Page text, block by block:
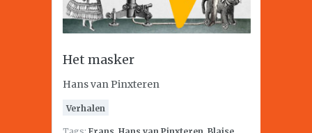
Het masker
Hans van Pinxteren
Verhalen